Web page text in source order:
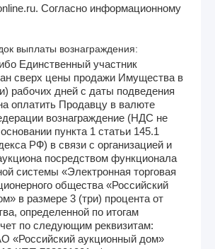
Согласно информационному
выплаты вознаграждения:
Единственный участник
сверх цены продажи Имущества в
рабочих дней с даты подведения
оплатить Продавцу в валюте
вознаграждение (НДС не
пункта 1 статьи 145.1
РФ) в связи с организацией и
посредством функционала
системы «Электронная торговая
общества «Российский
в размере 3 (три) процента от
определенной по итогам
по следующим реквизитам:
«Российский аукционный дом»